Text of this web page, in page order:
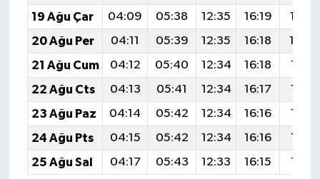
19 Ağu Çar
04:09 05:38 12:35 16:19
19:22
20 Ağu Per
04:11 05:39 12:35 16:18
19:20
21 Ağu Cum
04:12 05:40 12:34 16:18
19:19
22 Ağu Cts
04:13 05:41 12:34 16:17
19:18
23 Ağu Paz
04:14 05:42 12:34 16:16
19:16
24 Ağu Pts
04:15 05:42 12:34 16:16
19:15
25 Ağu Sal
04:17 05:43 12:33 16:15 19:14